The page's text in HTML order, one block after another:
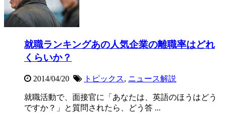
就職ランキングあの人気企業の離職率はどれ
くらいか？
2014/04/20 トピックス, ニュース解説
就職活動で、面接官に「あなたは、英語のほうはどう
ですか？」と質問されたら、どう答 ...